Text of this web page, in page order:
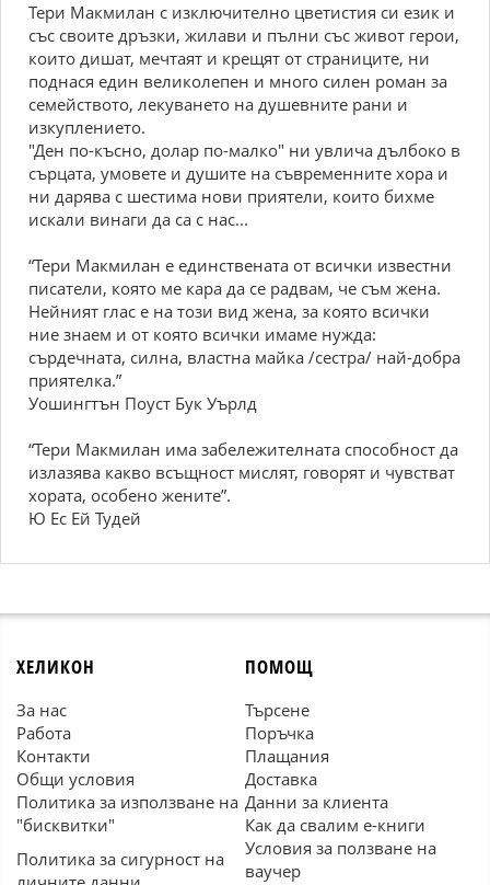
Тери Макмилан с изключително цветистия си език и
със своите дръзки, жилави и пълни със живот герои,
които дишат, мечтаят и крещят от страниците, ни
поднася един великолепен и много силен роман за
семейството, лекуването на душевните рани и
изкуплението.
"Ден по-късно, долар по-малко" ни увлича дълбоко в
сърцата, умовете и душите на съвременните хора и
ни дарява с шестима нови приятели, които бихме
искали винаги да са с нас...
“Тери Макмилан е единствената от всички известни
писатели, която ме кара да се радвам, че съм жена.
Нейният глас е на този вид жена, за която всички
ние знаем и от която всички имаме нужда:
сърдечната, силна, властна майка /сестра/ най-добра
приятелка.”
Уошингтън Поуст Бук Уърлд
“Тери Макмилан има забележителната способност да
излазява какво всъщност мислят, говорят и чувстват
хората, особено жените”.
Ю Ес Ей Тудей
ХЕЛИКОН
За нас
Работа
Контакти
Общи условия
Политика за използване на
"бисквитки"
Политика за сигурност на
ПОМОЩ
Търсене
Поръчка
Плащания
Доставка
Данни за клиента
Как да свалим е-книги
Условия за ползване на
ваучер